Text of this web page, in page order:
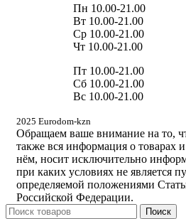
Пн 10.00-21.00
Вт 10.00-21.00
Ср 10.00-21.00
Чт 10.00-21.00
Пт 10.00-21.00
Сб 10.00-21.00
Вс 10.00-21.00
2025 Eurodom-kzn
Обращаем ваше внимание на то,
также вся информация о товарах
нём, носит исключительно
при каких условиях не является
определяемой положениями
Российской Федерации.
Поиск